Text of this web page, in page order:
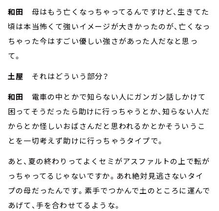
和田
母はもう亡くなっちゃってるんですけど、生きてた
頃は本当怖くて強いイメージが大きかったのが、亡くなっ
ちゃった今はすごい優しい強さがあった人だなと思っ
て。
土屋
それはどういう部分？
和田
電車の中とかで知らない人にガンガン話しかけて
困ってそうだったら助けに行っちゃうとか、知らない人だ
からとか怪しいおばさんだと思われるかとかそういうこ
とを一切考えず助けに行っちゃうタイプで。
あと、夏の終わりってよくセミがアスファルトの上で転が
っちゃってるじゃないですか。あれ絶対見逃さないタイ
プの母だったんです。素手でつかんで土のところに運んで
あげて、手を合わせてるような。